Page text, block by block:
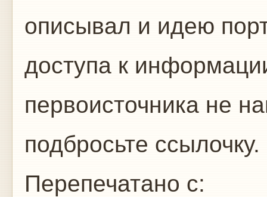
описывал и идею
доступа к
первоисточника не
подбросьте ссылочку.
Перепечатано с: